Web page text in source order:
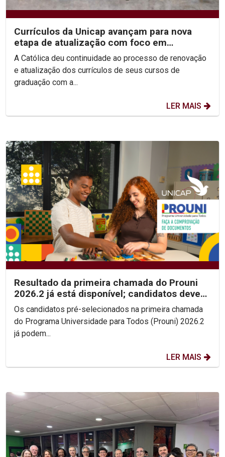
Currículos da Unicap avançam para nova
etapa de atualização com foco em
competências e habilidades
A Católica deu continuidade ao processo de renovação
e atualização dos currículos de seus cursos de
graduação com a...
LER MAIS
Resultado da primeira chamada do Prouni
2026.2 já está disponível; candidatos devem
enviar...
Os candidatos pré-selecionados na primeira chamada
do Programa Universidade para Todos (Prouni) 2026.2
já podem...
LER MAIS